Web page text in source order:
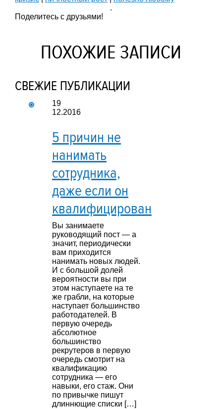
.
Поделитесь с друзьями!
ПОХОЖИЕ ЗАПИСИ
СВЕЖИЕ ПУБЛИКАЦИИ
19
12.2016
5 причин не
нанимать
сотрудника,
даже если он
квалифицирован
Вы занимаете
руководящий пост — а
значит, периодически
вам приходится
нанимать новых людей.
И с большой долей
вероятности вы при
этом наступаете на те
же грабли, на которые
наступает большинство
работодателей. В
первую очередь
абсолютное
большинство
рекрутеров в первую
очередь смотрит на
квалификацию
сотрудника — его
навыки, его стаж. Они
по привычке пишут
длиннющие списки […]